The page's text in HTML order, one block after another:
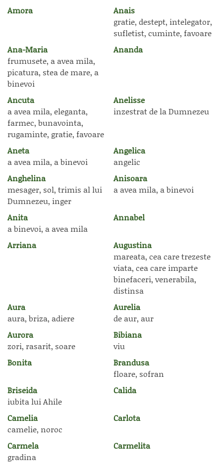
Amora
Anais
gratie, destept, intelegator,
sufletist, cuminte, favoare
Ana-Maria
frumusete, a avea mila,
picatura, stea de mare, a
binevoi
Ananda
Ancuta
a avea mila, eleganta,
farmec, bunavointa,
rugaminte, gratie, favoare
Anelisse
inzestrat de la Dumnezeu
Aneta
a avea mila, a binevoi
Angelica
angelic
Anghelina
mesager, sol, trimis al lui
Dumnezeu, inger
Anisoara
a avea mila, a binevoi
Anita
a binevoi, a avea mila
Annabel
Arriana
Augustina
mareata, cea care trezeste
viata, cea care imparte
binefaceri, venerabila,
distinsa
Aura
aura, briza, adiere
Aurelia
de aur, aur
Aurora
zori, rasarit, soare
Bibiana
viu
Bonita
Brandusa
floare, sofran
Briseida
iubita lui Ahile
Calida
Camelia
camelie, noroc
Carlota
Carmela
gradina
Carmelita